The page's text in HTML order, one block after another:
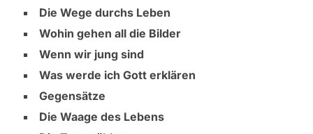
Die Wege durchs Leben
Wohin gehen all die Bilder
Wenn wir jung sind
Was werde ich Gott erklären
Gegensätze
Die Waage des Lebens